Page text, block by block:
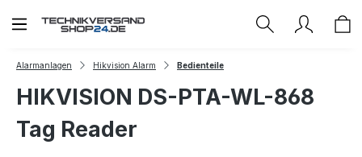
Zum Hauptinhalt springen
Alarmanlagen Hikvision Alarm Bedienteile
HIKVISION DS-PTA-WL-868
Tag Reader